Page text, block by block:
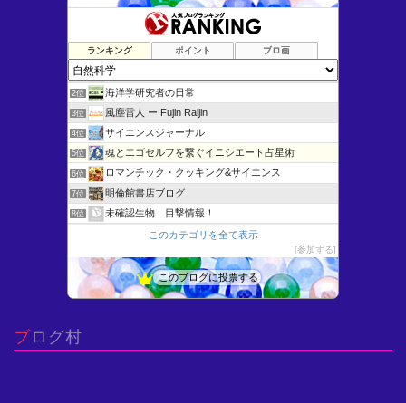
ランキング ポイント ブロ画
1位 けむさん 化学情報センター
2位 海洋学研究者の日常
3位 風塵雷人 ー Fujin Raijin
4位 サイエンスジャーナル
5位 魂とエゴセルフを繋ぐイニシエート占星術
6位 ロマンチック・クッキング&サイエンス
7位 明倫館書店ブログ
8位 未確認生物 目撃情報！
はじめよう固体の科学
11位 Ingegneria scienza (Engineeri…
猫が1匹おりま“した”
14位
15位 思考の実験室〜AI先生との対話による問題の本質化〜
このカテゴリを全て表示
参加する
このブログに投票する
ブログ村